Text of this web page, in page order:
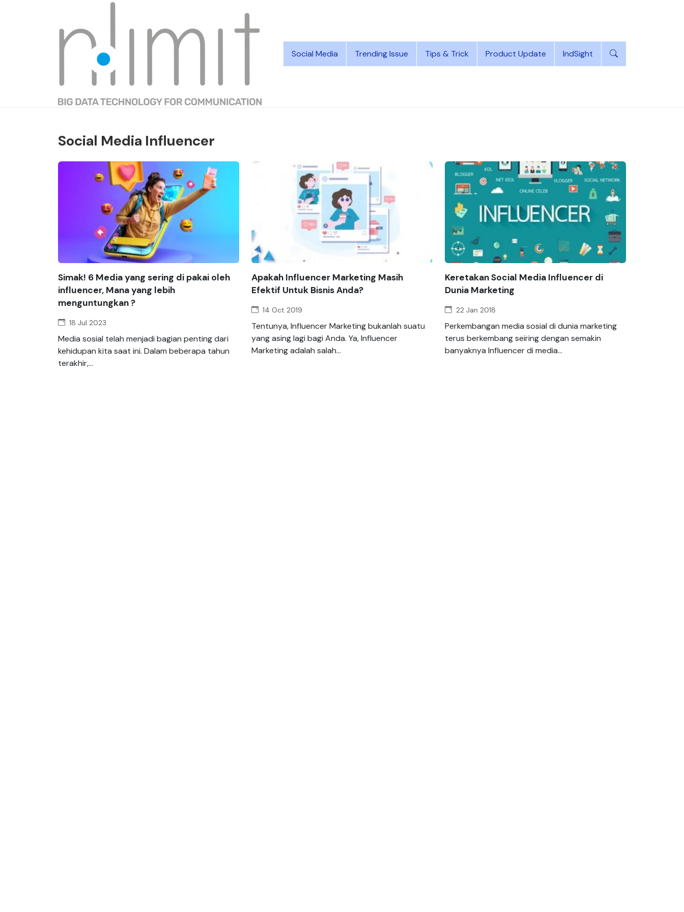
Social Media Trending Issue Tips & Trick Product Update IndSight
Social Media Influencer
Simak! 6 Media yang sering di pakai oleh
influencer, Mana yang lebih
menguntungkan ?
18 Jul 2023
Media sosial telah menjadi bagian penting dari
kehidupan kita saat ini. Dalam beberapa tahun
terakhir,...
Apakah Influencer Marketing Masih
Efektif Untuk Bisnis Anda?
14 Oct 2019
Tentunya, Influencer Marketing bukanlah suatu
yang asing lagi bagi Anda. Ya, Influencer
Marketing adalah salah...
Keretakan Social Media Influencer di
Dunia Marketing
22 Jan 2018
Perkembangan media sosial di dunia marketing
terus berkembang seiring dengan semakin
banyaknya Influencer di media...